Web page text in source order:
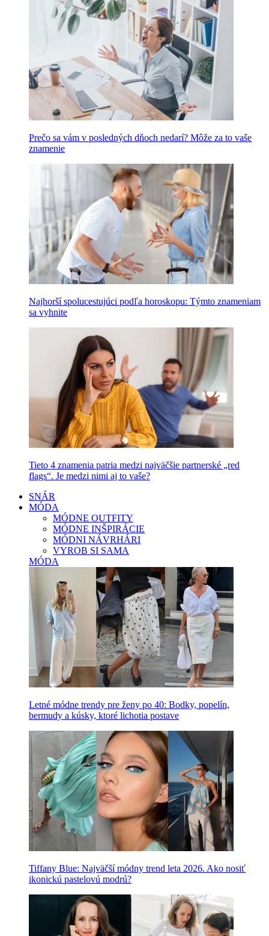
Prečo sa vám v posledných dňoch nedarí? Môže za to vaše
znamenie
Najhorší spolucestujúci podľa horoskopu: Týmto znameniam
sa vyhnite
Tieto 4 znamenia patria medzi najväčšie partnerské „red
flags“. Je medzi nimi aj to vaše?
SNÁR
MÓDA
MÓDNE OUTFITY
MÓDNE INŠPIRÁCIE
MÓDNI NÁVRHÁRI
VYROB SI SAMA
MÓDA
Letné módne trendy pre ženy po 40: Bodky, popelín,
bermudy a kúsky, ktoré lichotia postave
Tiffany Blue: Najväčší módny trend leta 2026. Ako nosiť
ikonickú pastelovú modrú?